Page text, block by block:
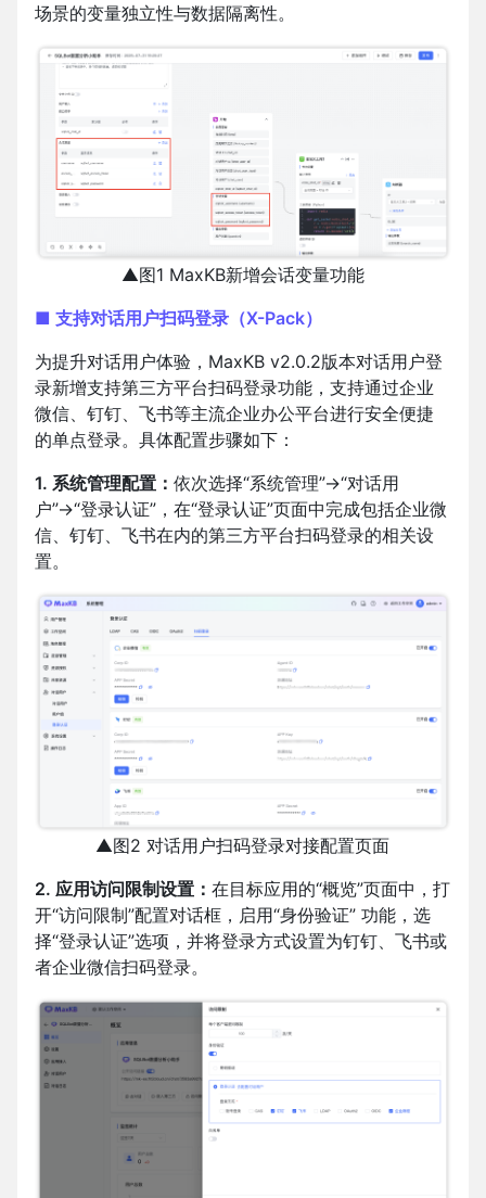
场景的变量独立性与数据隔离性。
▲图1 MaxKB新增会话变量功能
■ 支持对话用户扫码登录（X-Pack）
为提升对话用户体验，MaxKB v2.0.2版本对话用户登
录新增支持第三方平台扫码登录功能，支持通过企业
微信、钉钉、飞书等主流企业办公平台进行安全便捷
的单点登录。具体配置步骤如下：
1. 系统管理配置： 依次选择“系统管理”→“对话用
户”→“登录认证”，在“登录认证”页面中完成包括企业微
信、钉钉、飞书在内的第三方平台扫码登录的相关设
置。
▲图2 对话用户扫码登录对接配置页面
2. 应用访问限制设置： 在目标应用的“概览”页面中，打
开“访问限制”配置对话框，启用“身份验证” 功能，选
择“登录认证”选项，并将登录方式设置为钉钉、飞书或
者企业微信扫码登录。